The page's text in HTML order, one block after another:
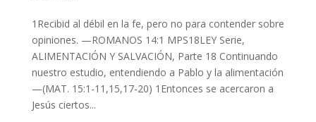
1Recibid al débil en la fe, pero no para contender sobre
opiniones. —ROMANOS 14:1 MPS18LEY Serie,
ALIMENTACIÓN Y SALVACIÓN, Parte 18 Continuando
nuestro estudio, entendiendo a Pablo y la alimentación
—(MAT. 15:1-11,15,17-20) 1Entonces se acercaron a
Jesús ciertos...